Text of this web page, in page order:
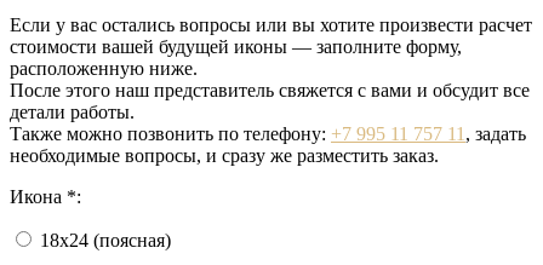
Если у вас остались вопросы или вы хотите произвести расчет
стоимости вашей будущей иконы — заполните форму,
расположенную ниже.
После этого наш представитель свяжется с вами и обсудит все
детали работы.
Также можно позвонить по телефону: +7 995 11 757 11, задать
необходимые вопросы, и сразу же разместить заказ.
Икона *:
18х24 (поясная)